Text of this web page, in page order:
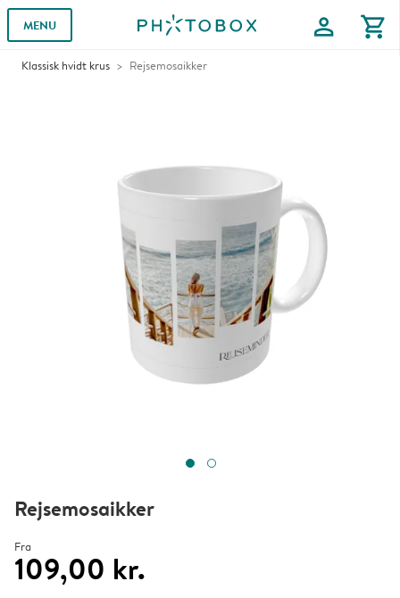
MENU profile shopping_cart
Klassisk hvidt krus Rejsemosaikker
Rejsemosaikker
Fra
109,00 kr.